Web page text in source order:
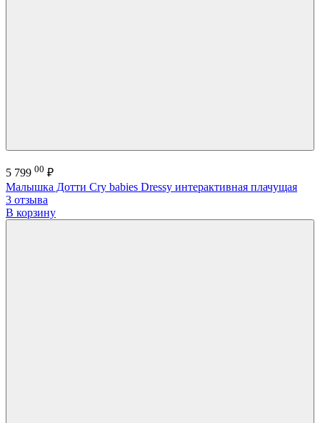
5 799 00 ₽
Малышка Дотти Cry babies Dressy интерактивная плачущая
3 отзыва
В корзину